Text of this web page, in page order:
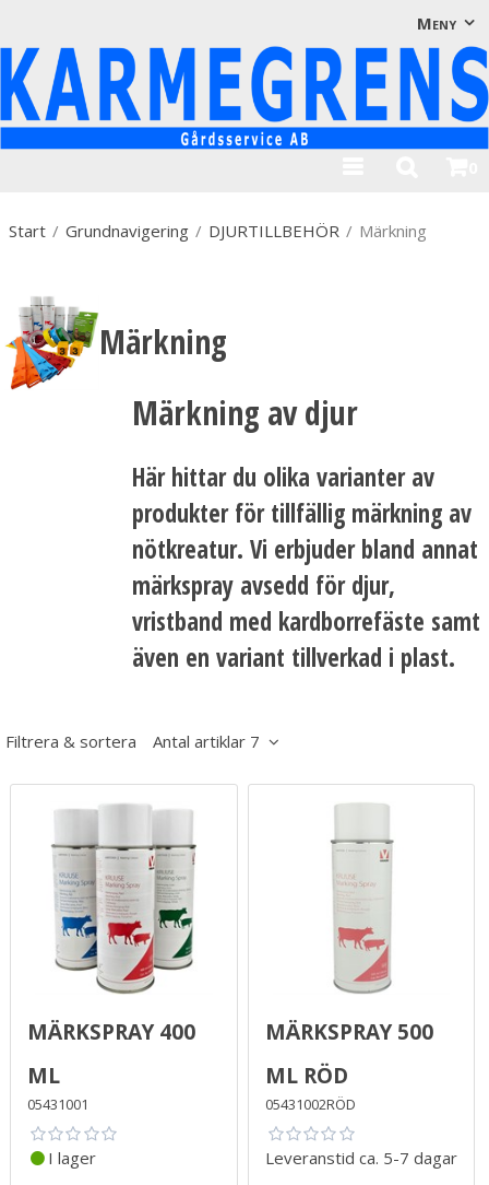
Meny
Start / Grundnavigering / DJURTILLBEHÖR / Märkning
Märkning
Märkning av djur
Här hittar du olika varianter av
produkter för tillfällig märkning av
nötkreatur. Vi erbjuder bland annat
märkspray avsedd för djur,
vristband med kardborrefäste samt
även en variant tillverkad i plast.
Filtrera & sortera Antal artiklar 7
Märkspray 400
ml
05431001
I lager
Märkspray 500
ml Röd
05431002RÖD
Leveranstid ca. 5-7 dagar